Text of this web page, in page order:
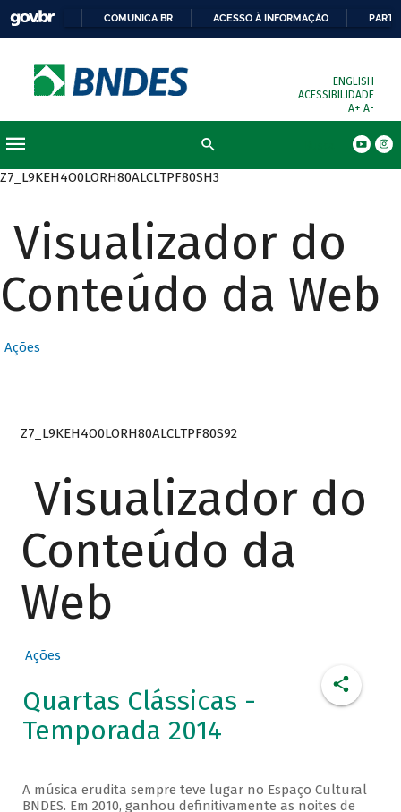
COMUNICA BR ACESSO À INFORMAÇÃO
ENGLISH
ACESSIBILIDADE
A+ A-
Z7_L9KEH4O0LORH80ALCLTPF80SH3
Visualizador do
Conteúdo da Web
Ações
Z7_L9KEH4O0LORH80ALCLTPF80S92
Visualizador do
Conteúdo da
Web
Ações
Quartas Clássicas -
Temporada 2014
A música erudita sempre teve lugar no Espaço Cultural
BNDES. Em 2010, ganhou definitivamente as noites de